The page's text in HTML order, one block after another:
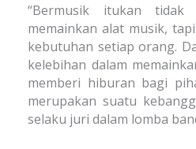
“Bermusik itukan
memainkan alat musik,
kebutuhan setiap orang.
kelebihan dalam
memberi hiburan bagi
merupakan suatu
selaku juri dalam lomba